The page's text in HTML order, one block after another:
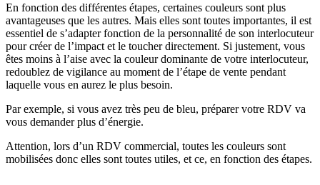
En fonction des différentes étapes, certaines couleurs sont plus
avantageuses que les autres. Mais elles sont toutes importantes, il est
essentiel de s’adapter fonction de la personnalité de son interlocuteur
pour créer de l’impact et le toucher directement. Si justement, vous
êtes moins à l’aise avec la couleur dominante de votre interlocuteur,
redoublez de vigilance au moment de l’étape de vente pendant
laquelle vous en aurez le plus besoin.
Par exemple, si vous avez très peu de bleu, préparer votre RDV va
vous demander plus d’énergie.
Attention, lors d’un RDV commercial, toutes les couleurs sont
mobilisées donc elles sont toutes utiles, et ce, en fonction des étapes.